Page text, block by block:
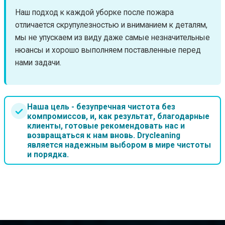
Наш подход к каждой уборке после пожара
отличается скрупулезностью и вниманием к деталям,
мы не упускаем из виду даже самые незначительные
нюансы и хорошо выполняем поставленные перед
нами задачи.
Наша цель - безупречная чистота без
компромиссов, и, как результат, благодарные
клиенты, готовые рекомендовать нас и
возвращаться к нам вновь. Drycleaning
является надежным выбором в мире чистоты
и порядка.
от 1.00 BYN/м²